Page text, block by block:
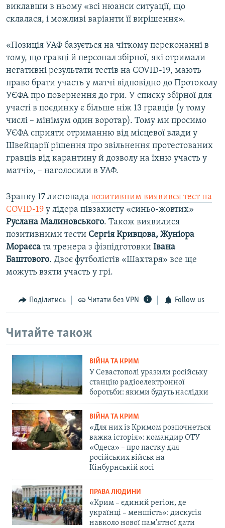
виклавши в ньому «всі нюанси ситуації, що
склалася, і можливі варіанти її вирішення».
«Позиція УАФ базується на чіткому переконанні в
тому, що гравці й персонал збірної, які отримали
негативні результати тестів на COVID-19, мають
право брати участь у матчі відповідно до Протоколу
УЄФА про повернення до гри. У списку збірної для
участі в поєдинку є більше ніж 13 гравців (у тому
числі – мінімум один воротар). Тому ми просимо
УЄФА сприяти отриманню від місцевої влади у
Швейцарії рішення про звільнення протестованих
гравців від карантину й дозволу на їхню участь у
матчі», – наголосили в УАФ.
Зранку 17 листопада позитивним виявився тест на
COVID-19 у лідера півзахисту «синьо-жовтих»
Руслана Малиновського. Також виявилися
позитивними тести Сергія Кривцова, Жуніора
Мораєса та тренера з фізпідготовки Івана
Баштового. Двоє футболістів «Шахтаря» все ще
можуть взяти участь у грі.
Поділитись Читати без VPN Follow us
Читайте також
ВІЙНА ТА КРИМ
У Севастополі уразили російську
станцію радіоелектронної
боротьби: якими будуть наслідки
ВІЙНА ТА КРИМ
«Для них із Кримом розпочнеться
важка історія»: командир ОТУ
«Одеса» – про пастку для
російських військ на
Кінбурнській косі
ПРАВА ЛЮДИНИ
«Крим – єдиний регіон, де
українці – меншість»: дискусія
навколо нової пам'ятної дати